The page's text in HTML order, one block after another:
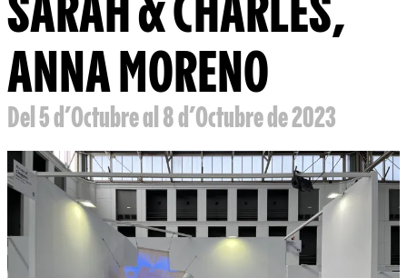
ANNA MORENO
Del 5 d’Octubre al 8 d’Octubre de 2023